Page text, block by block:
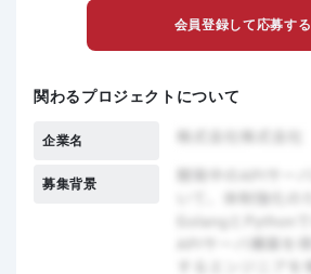
会員登録して応募する
関わるプロジェクトについて
企業名
募集背景